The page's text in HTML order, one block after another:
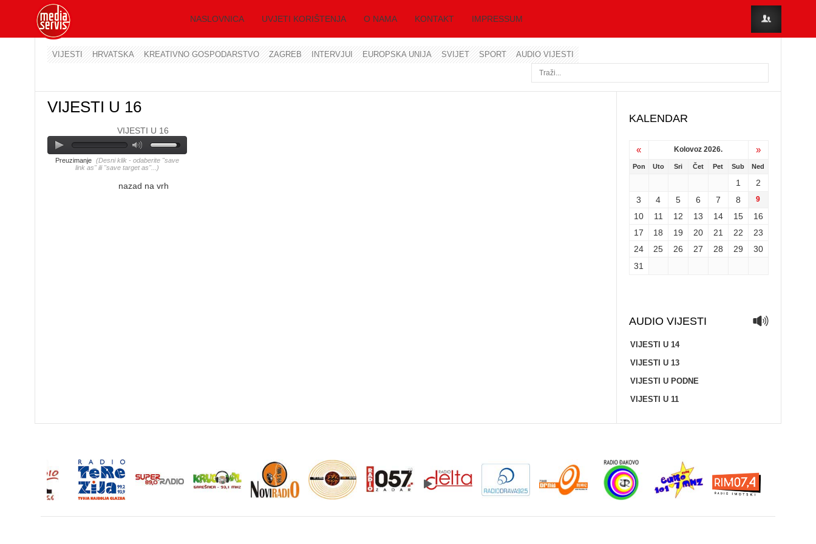
NASLOVNICA UVJETI KORIŠTENJA O NAMA KONTAKT IMPRESSUM
VIJESTI HRVATSKA KREATIVNO GOSPODARSTVO ZAGREB INTERVJUI EUROPSKA UNIJA SVIJET SPORT AUDIO VIJESTI
VIJESTI U 16
VIJESTI U 16
Preuzimanje (Desni klik - odaberite "save
link as" ili "save target as"...)
nazad na vrh
KALENDAR
« Kolovoz 2026. »
Pon Uto Sri Čet Pet Sub Ned
1
2
3
4 5 6 7 8 9
10 11 12 13 14 15
16
17
18 19 20 21 22
23
24
25 26 27 28 29
30
31
AUDIO VIJESTI
VIJESTI U 14
VIJESTI U 13
VIJESTI U PODNE
VIJESTI U 11